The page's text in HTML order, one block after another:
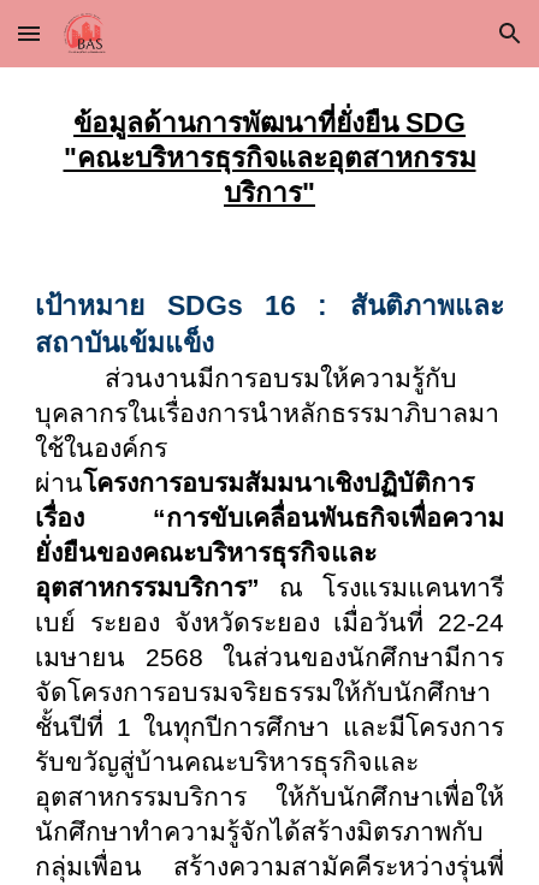
Skip to main content Skip to navigation
ข้อมูลด้านการพัฒนาที่ยั่งยืน SDG
"คณะบริหารธุรกิจและอุตสาหกรรม
บริการ"
เป้าหมาย SDGs 16 : สันติภาพและ
สถาบันเข้มแข็ง
ส่วนงานมีการอบรมให้ความรู้กับ
บุคลากรในเรื่องการนำหลักธรรมาภิบาลมา
ใช้ในองค์กร
ผ่านโครงการอบรมสัมมนาเชิงปฏิบัติการ
เรื่อง “การขับเคลื่อนพันธกิจเพื่อความ
ยั่งยืนของคณะบริหารธุรกิจและ
อุตสาหกรรมบริการ”
ณ โรงแรมแคนทารี
เบย์ ระยอง จังหวัดระยอง เมื่อวันที่ 22-24
เมษายน 2568 ในส่วนของนักศึกษามีการ
จัดโครงการอบรมจริยธรรมให้กับนักศึกษา
ชั้นปีที่ 1 ในทุกปีการศึกษา และมีโครงการ
รับขวัญสู่บ้านคณะบริหารธุรกิจและ
อุตสาหกรรมบริการ ให้กับนักศึกษาเพื่อให้
นักศึกษาทำความรู้จักได้สร้างมิตรภาพกับ
กลุ่มเพื่อน สร้างความสามัคคีระหว่างรุ่นพี่